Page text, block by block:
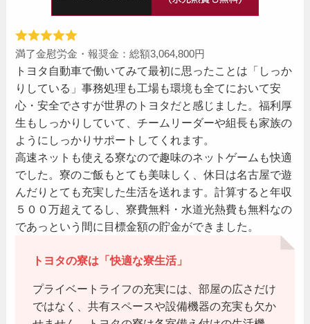
満了金慰労金・報奨金：総額3,064,800円
トヨタ自動車で働いてみて最初に思ったことは「しっか
りしている」事務処理も工場も環境も全てにおいて安
心・安全でさすが世界のトヨタだと感じました。福利厚
生もしっかりしていて、チームリーダーや組長も家族の
ようにしっかりサポートしてくれます。
高速ネットも使える寮なので趣味のネットゲームも快適
でした。寮のご飯もとても美味しく、休日は名古屋で遊
んだりとても充実した生活を送れます。計算すると年収
５００万超えてるし、寮費無料・水道光熱費も無料なの
であっという間に目標金額の貯金ができました。
トヨタの寮は「快適な寮生活」
プライベートライフの充実には、部屋の広さだけ
ではなく、共有スペースや設備機器の充実も欠か